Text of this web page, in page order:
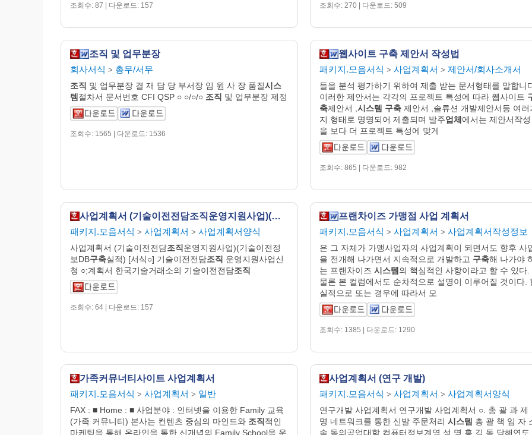
조회수: 87 | 다운로드: 157 조회수: 270 | 다운로드: 509
조직 및 업무분장
회사서식 > 총무/서무
조직 및 업무분장 결 재 담 당 부서장 임 원 사 장 품질시스
템절차서 문서번호 CFI QSP ○ ○/○/○ 조직 및 업무분장 제정
조회수: 1565 | 다운로드: 1536
웹사이트 구축 제안서 작성법
패키지.모음서식 > 사업계획서 > 제안서/회사소개서
들을 분석 평가하기 위하여 제출 받는 문서형태를 말합니
이러한 제안서는 각각의 프로젝트 특성에 따라 웹사이트
축제안서 , 시스템 구축 제안서 ,솔류션 개발제안서등 여러
지 형태로 명명되어 제출되며 발주업체에서는 제안서작성
을 보다 더 프로젝트 특성에 맞게
조회수: 865 | 다운로드: 982
사업계획서 (기술이전전담조직운영지원사업)(기술이전정보DB구축실적)
패키지.모음서식 > 사업계획서 > 사업계획서양식
사업계획서 (기술이전전담조직운영지원사업)(기술이전정
보DB구축실적) [서식○] 기술이전전담조직 운영지원사업신
청 ○;계획서 한국기술거래소의 기술이전전담조직
조회수: 64 | 다운로드: 157
프랜차이즈 가맹점 사업 계획서
패키지.모음서식 > 사업계획서 > 사업계획서작성정보
은 그 자체가 가맹사업자의 사업계획이 되면서도 향후 사
을 전개해 나가면서 지속적으로 개발하고 구축해 나가야
는 프랜차이즈 시스템의 핵심적인 사항이라고 할 수 있다.
물론 본 컬럼에서도 순차적으로 설명이 이루어질 것이다.
실적으로 또는 경우에 따라서 모
조회수: 1385 | 다운로드: 1290
가족커뮤너티사이트 사업계획서
패키지.모음서식 > 사업계획서 > 일반
FAX : ■ Home : ■ 사업분야 : 인터넷을 이용한 Family 교육
(가족 커뮤니티) 본사는 컨텐츠 중심의 마인드와 조직적인
마케팅을 통해 온라인을 통한 신개념의 Family School을 운
사업계획서 (연구 개발)
패키지.모음서식 > 사업계획서 > 사업계획서양식
연구개발 사업계획서 연구개발 사업계획서 ○. 총 괄 과 제
명 네트워크를 통한 신발 주문처리 시스템 총 괄 책 임 자
속 동의공업대학 컴퓨터정보계열 성 명 홍 길 동 당해연도